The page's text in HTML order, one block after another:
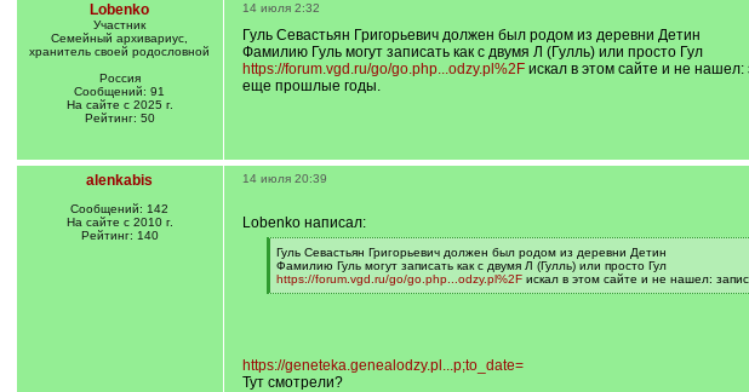
Lobenko
Участник
Семейный архивариус,
хранитель своей родословной
Россия
Сообщений: 91
На сайте с 2025 г.
Рейтинг: 50
14 июля 2:32
Гуль Севастьян Григорьевич должен был родом из деревни Детин
Фамилию Гуль могут записать как с двумя Л (Гулль) или просто Гул
https://forum.vgd.ru/go/go.php...odzy.pl%2Fискал в этом сайте и не нашел:
еще прошлые годы.
alenkabis
Сообщений: 142
На сайте с 2010 г.
Рейтинг: 140
14 июля 20:39
Lobenko написал:
[
q
]
Гуль Севастьян Григорьевич должен был родом из деревни Детин
Фамилию Гуль могут записать как с двумя Л (Гулль) или просто Гул
https://forum.vgd.ru/go/go.php...odzy.pl%2Fискал в этом сайте и не нашел:
[
https://geneteka.genealodzy.pl...p;to_date=
Тут смотрели?